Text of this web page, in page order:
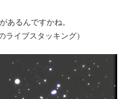
あるんですかね。
ライブスタッキング）